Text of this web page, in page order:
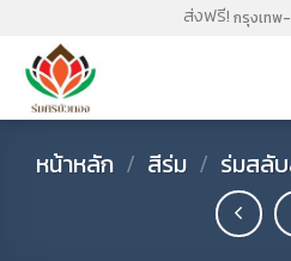
content
ส่งฟรี! กรุงเท
หน้าหลัก / สีร่ม / ร่มสลั